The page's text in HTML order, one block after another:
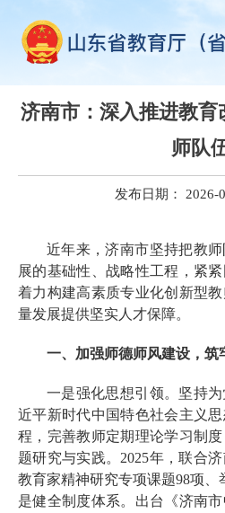
济南市：深入推进教
师队
发布日期： 2026-
近年来，济南市坚持把教
展的基础性、战略性工程，紧
着力构建高素质专业化创新型
量发展提供坚实人才保障。
一、加强师德师风建设，筑
一是强化思想引领。坚持
近平新时代中国特色社会主义
程，完善教师定期理论学习制
题研究与实践。2025年，联合
教育家精神研究专项课题98项、
是健全制度体系。出台《济南